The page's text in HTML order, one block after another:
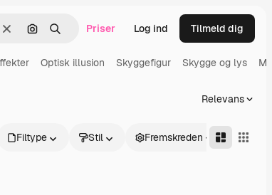
Klar Søg efter billede
Søge Priser Log ind Tilmeld dig
Optisk illusion Skyggefigur Skygge og lys
Relevans
Filtype Stil Fremskreden